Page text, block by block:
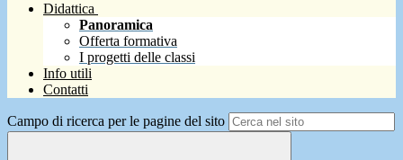
Didattica
Panoramica
Offerta formativa
I progetti delle classi
Info utili
Contatti
Campo di ricerca per le pagine del sito